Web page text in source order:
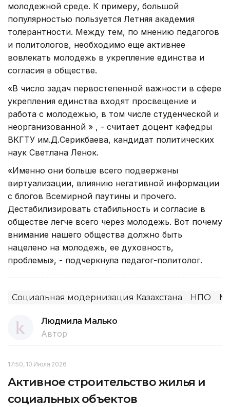
молодежной среде. К примеру, большой
популярностью пользуется Летняя академия
толерантности. Между тем, по мнению педагогов
и политологов, необходимо еще активнее
вовлекать молодежь в укрепление единства и
согласия в обществе.
«В число задач первостепенной важности в сфере
укрепления единства входят просвещение и
работа с молодежью, в том числе студенческой и
неорганизованной » , - считает доцент кафедры
ВКГТУ им.Д.Серикбаева, кандидат политических
наук Светлана Ленок.
«Именно они больше всего подвержены
виртуализации, влиянию негативной информации
с блогов Всемирной паутины и прочего.
Дестабилизировать стабильность и согласие в
обществе легче всего через молодежь. Вот почему
внимание нашего общества должно быть
нацелено на молодежь, ее духовность,
проблемы», - подчеркнула педагог-политолог.
Социальная модернизация Казахстана НПО
Людмила Малько
Автор
17:50, 10 Июля 2026
Активное строительство жилья и
социальных объектов